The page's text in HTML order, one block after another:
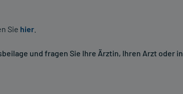
Sie hier
und fragen Sie Ihre Ärztin, Ihren Arzt oder in